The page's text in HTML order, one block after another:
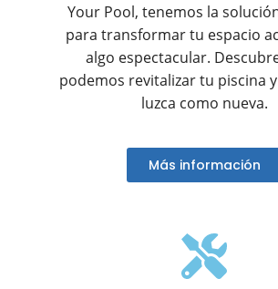
Your Pool, tenemos la
para transformar tu espacio
algo espectacular.
podemos revitalizar tu piscina
luzca como nueva.
Más información